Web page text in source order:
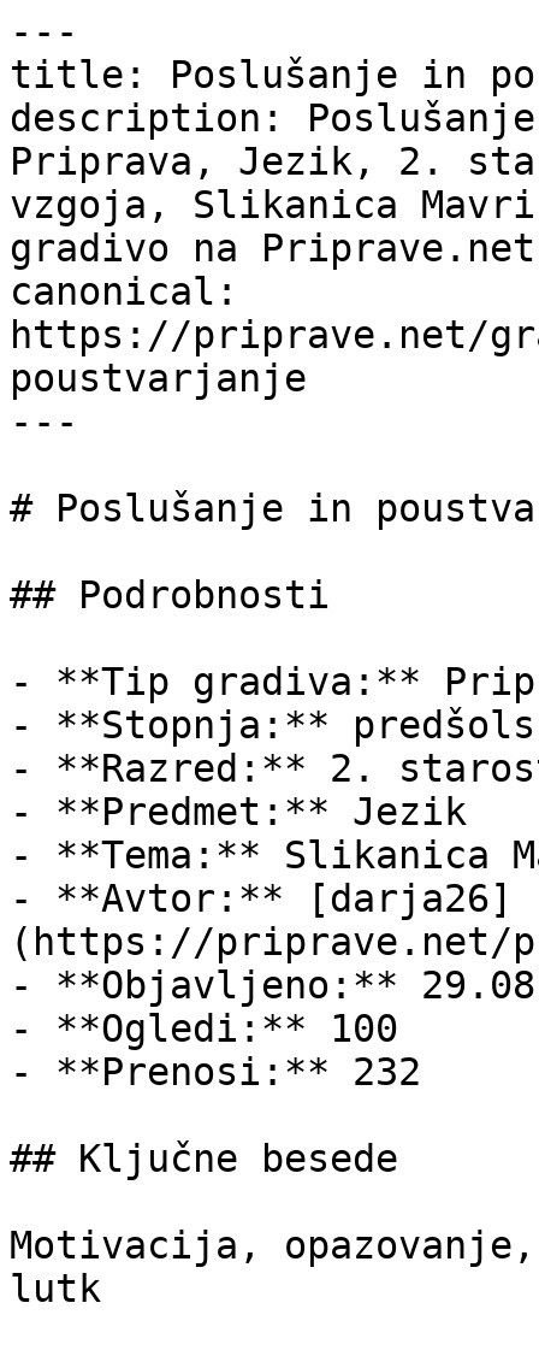
---
title: Poslušanje in
description:
Priprava, Jezik, 2.
vzgoja, Slikanica
gradivo na
canonical:
https://priprave.net/
poustvarjanje
---
# Poslušanje in
## Podrobnosti
- **Tip gradiva:**
- **Stopnja:**
- **Razred:** 2.
- **Predmet:** Jezik
- **Tema:** Slikanica
- **Avtor:** [darja26]
(https://priprave.net/
- **Objavljeno:**
- **Ogledi:** 100
- **Prenosi:** 232
## Ključne besede
Motivacija,
lutk